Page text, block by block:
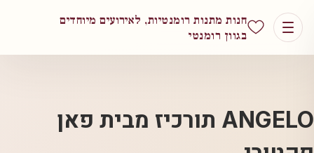
חנות מתנות רומנטיות, לאירועים מיוחדים
בגוון רומנטי
ANGELO תורכיז מבית פאן